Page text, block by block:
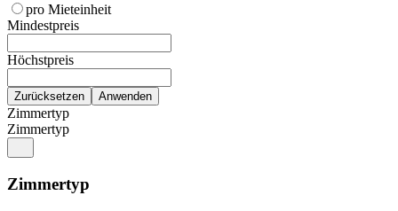
pro Mieteinheit
Mindestpreis
Höchstpreis
Zimmertyp
Zimmertyp
Zimmertyp